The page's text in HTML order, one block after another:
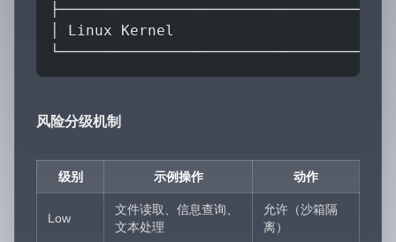
│ Linux Kernel
风险分级机制
级别 示例操作 动作
Low
文件读取、信息查询、
文本处理
允许（沙箱隔
离）